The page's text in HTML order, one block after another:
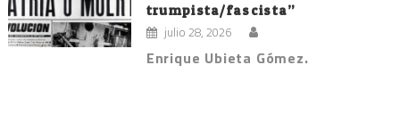
trumpista/fascista”
julio 28, 2026
Enrique Ubieta Gómez.